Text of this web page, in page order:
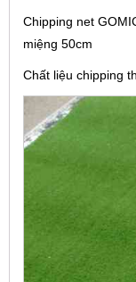
Chipping net
miệng 50cm
Chất liệu chipping